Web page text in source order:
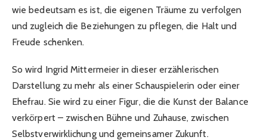
wie bedeutsam es ist, die eigenen Träume zu verfolgen
und zugleich die Beziehungen zu pflegen, die Halt und
Freude schenken.
So wird Ingrid Mittermeier in dieser erzählerischen
Darstellung zu mehr als einer Schauspielerin oder einer
Ehefrau. Sie wird zu einer Figur, die die Kunst der Balance
verkörpert – zwischen Bühne und Zuhause, zwischen
Selbstverwirklichung und gemeinsamer Zukunft.